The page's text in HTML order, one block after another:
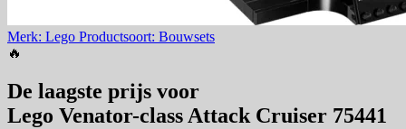
Merk: Lego Productsoort: Bouwsets
🔥
De laagste prijs voor
Lego Venator-class Attack Cruiser 75441